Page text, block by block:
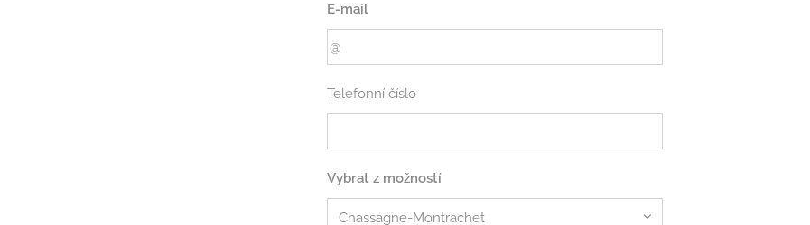
E-mail
Telefonní číslo
Vybrat z možností